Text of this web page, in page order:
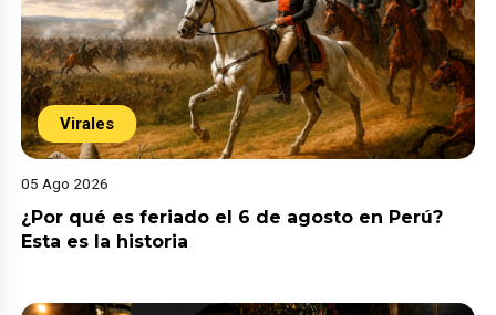
Virales
05 Ago 2026
¿Por qué es feriado el 6 de agosto en Perú?
Esta es la historia